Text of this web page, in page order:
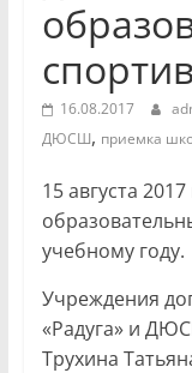
16.08.2017
ДЮСШ, приемка
15 августа
учебному году.
Учреждения
«Радуга» и
Трухина